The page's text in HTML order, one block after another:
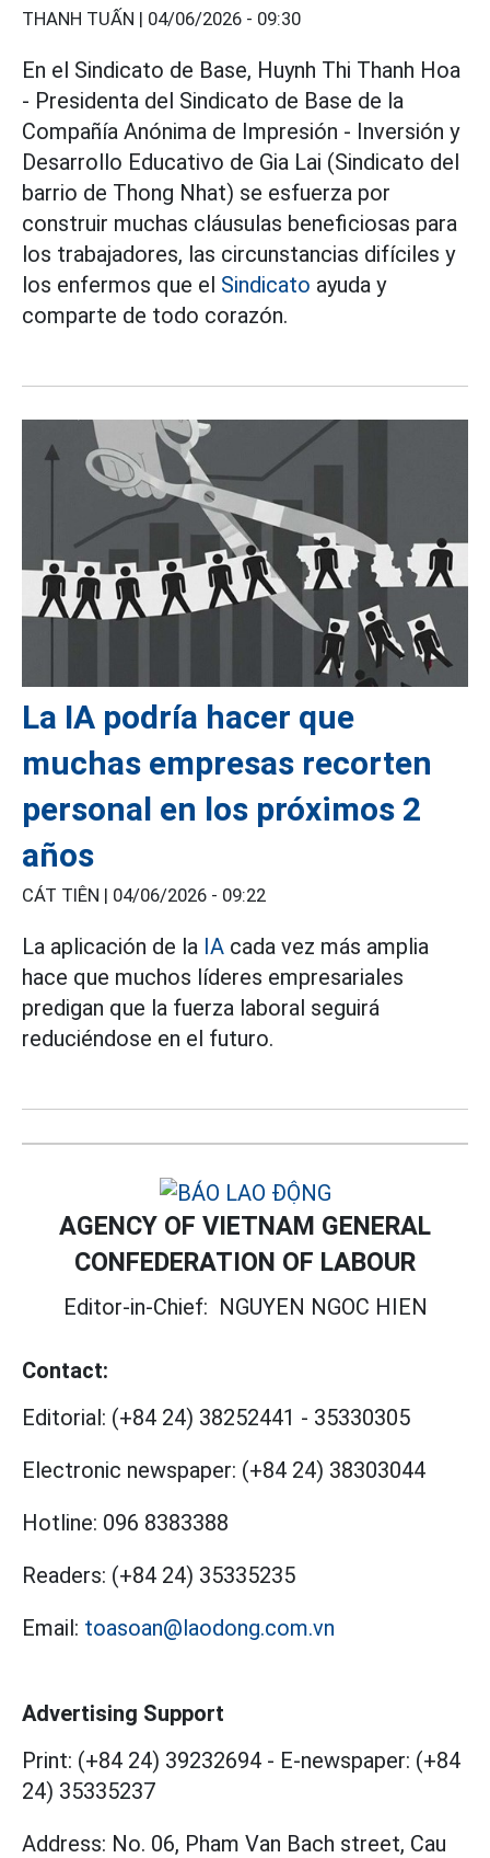
THANH TUẤN | 04/06/2026 - 09:30
En el Sindicato de Base, Huynh Thi Thanh Hoa
- Presidenta del Sindicato de Base de la
Compañía Anónima de Impresión - Inversión y
Desarrollo Educativo de Gia Lai (Sindicato del
barrio de Thong Nhat) se esfuerza por
construir muchas cláusulas beneficiosas para
los trabajadores, las circunstancias difíciles y
los enfermos que el Sindicato ayuda y
comparte de todo corazón.
La IA podría hacer que
muchas empresas recorten
personal en los próximos 2
años
CÁT TIÊN | 04/06/2026 - 09:22
La aplicación de la IA cada vez más amplia
hace que muchos líderes empresariales
predigan que la fuerza laboral seguirá
reduciéndose en el futuro.
AGENCY OF VIETNAM GENERAL
CONFEDERATION OF LABOUR
Editor-in-Chief: NGUYEN NGOC HIEN
Contact:
Editorial: (+84 24) 38252441 - 35330305
Electronic newspaper: (+84 24) 38303044
Hotline: 096 8383388
Readers: (+84 24) 35335235
Email: toasoan@laodong.com.vn
Advertising Support
Print: (+84 24) 39232694 - E-newspaper: (+84
24) 35335237
Address: No. 06, Pham Van Bach street, Cau